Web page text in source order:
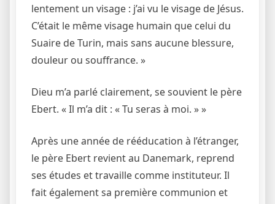
lentement un visage : j’ai vu le visage de Jésus.
C’était le même visage humain que celui du
Suaire de Turin, mais sans aucune blessure,
douleur ou souffrance. »
Dieu m’a parlé clairement, se souvient le père
Ebert. « Il m’a dit : « Tu seras à moi. » »
Après une année de rééducation à l’étranger,
le père Ebert revient au Danemark, reprend
ses études et travaille comme instituteur. Il
fait également sa première communion et